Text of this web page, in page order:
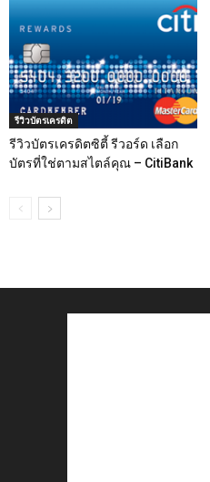
รีวิวบัตรเครดิต
รีวิวบัตรเครดิตซิตี้ รีวอร์ด เลือก
บัตรที่ใช่ตามสไตล์คุณ – CitiBank